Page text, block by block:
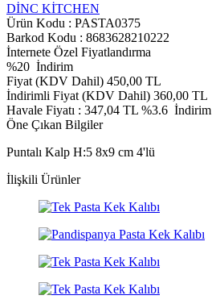
DİNC KİTCHEN
Ürün Kodu : PASTA0375
Barkod Kodu : 8683628210222
İnternete Özel Fiyatlandırma
%20 İndirim
Fiyat (KDV Dahil) 450,00 TL
İndirimli Fiyat (KDV Dahil) 360,00 TL
Havale Fiyatı : 347,04 TL %3.6 İndirim
Öne Çıkan Bilgiler
Puntalı Kalp H:5 8x9 cm 4'lü
İlişkili Ürünler